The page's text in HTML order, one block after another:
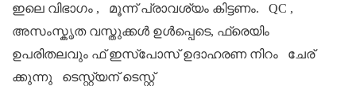
ഇലെ വിഭാഗം , മൂന്ന് പ്രാവശ്യം കിട്ടണം. QC ,
അസംസ്കൃത വസ്തുക്കൾ ഉൾപ്പെടെ, ഫ്രെയിം
ഉപരിതലവും ഫ്ഇസ്പോസ് ഉദാഹരണ നിറം
ചേര്
ക്കുന്നു
ടെസ്റ്റ്യന് ടെസ്റ്റ്